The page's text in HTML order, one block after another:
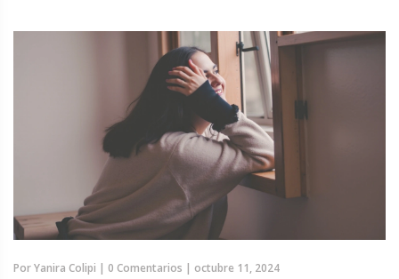
PorYanira Colipi | 0 Comentarios | octubre 11, 2024